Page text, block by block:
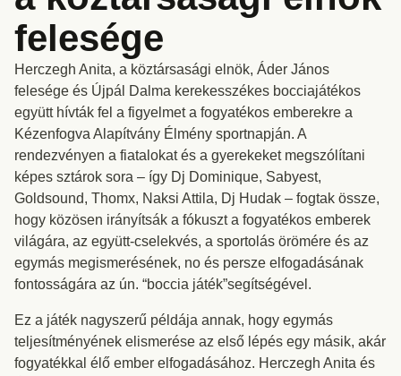
felesége
Herczegh Anita, a köztársasági elnök, Áder János
felesége és Újpál Dalma kerekesszékes bocciajátékos
együtt hívták fel a figyelmet a fogyatékos emberekre a
Kézenfogva Alapítvány Élmény sportnapján. A
rendezvényen a fiatalokat és a gyerekeket megszólítani
képes sztárok sora – így Dj Dominique, Sabyest,
Goldsound, Thomx, Naksi Attila, Dj Hudak – fogtak össze,
hogy közösen irányítsák a fókuszt a fogyatékos emberek
világára, az együtt-cselekvés, a sportolás örömére és az
egymás megismerésének, no és persze elfogadásának
fontosságára az ún. “boccia játék”segítségével.
Ez a játék nagyszerű példája annak, hogy egymás
teljesítményének elismerése az első lépés egy másik, akár
fogyatékkal élő ember elfogadásához. Herczegh Anita és